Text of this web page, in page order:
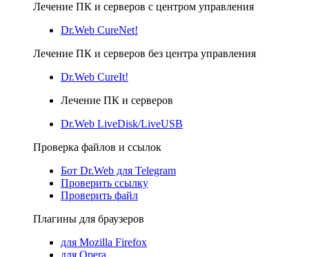
Лечение ПК и серверов с центром управления
Dr.Web CureNet!
Лечение ПК и серверов без центра управления
Dr.Web CureIt!
Лечение ПК и серверов
Dr.Web LiveDisk/LiveUSB
Проверка файлов и ссылок
Бот Dr.Web для Telegram
Проверить ссылку
Проверить файл
Плагины для браузеров
для Mozilla Firefox
для Opera